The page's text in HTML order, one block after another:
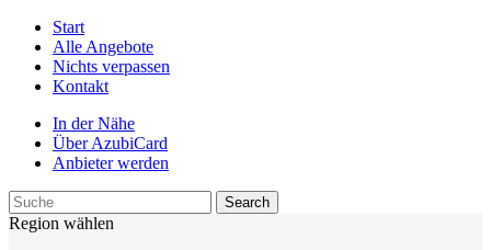
Start
Alle Angebote
Nichts verpassen
Kontakt
In der Nähe
Über AzubiCard
Anbieter werden
Region wählen